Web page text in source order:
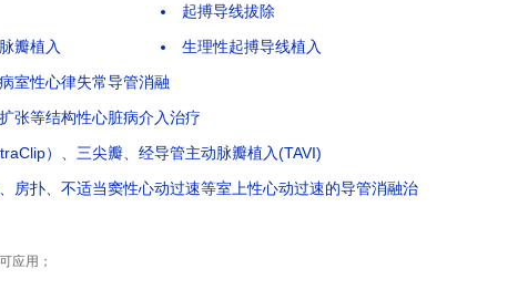
起搏导线拔除
瓣植入
生理性起搏导线植入
室性心律失常导管消融
张等结构性心脏病介入治疗
）、三尖瓣、经导管主动脉瓣植入(TAVI)
房扑、不适当窦性心动过速等室上性心动过速的导管消融治
应用；